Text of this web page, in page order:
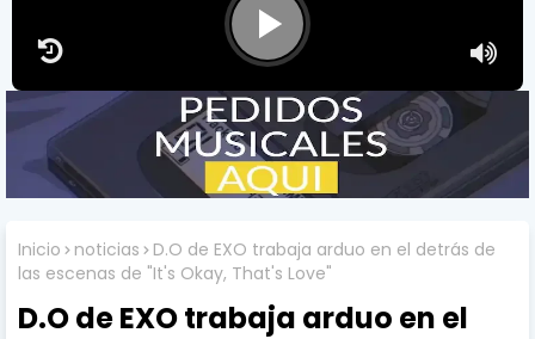
Inicio noticias
D.O de EXO trabaja arduo en el detrás de
las escenas de "It's Okay, That's Love"
D.O de EXO trabaja arduo en el